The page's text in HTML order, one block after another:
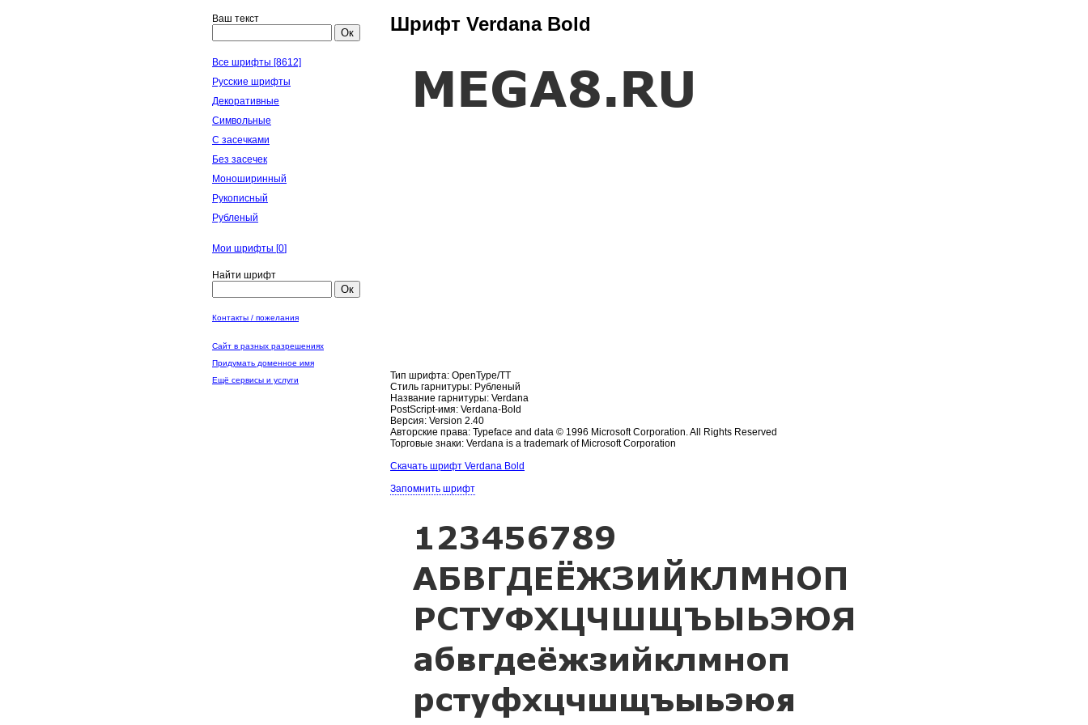
Ваш текст
Ок
Все шрифты [8612]
Русские шрифты
Декоративные
Символьные
С засечками
Без засечек
Моноширинный
Рукописный
Рубленый
Мои шрифты [0]
Найти шрифт
Ок
Контакты / пожелания
Сайт в разных разрешениях
Придумать доменное имя
Ещё сервисы и услуги
Шрифт Verdana Bold
Тип шрифта: OpenType/TT
Стиль гарнитуры: Рубленый
Название гарнитуры: Verdana
PostScript-имя: Verdana-Bold
Версия: Version 2.40
Авторские права: Typeface and data © 1996 Microsoft Corporation. All Rights Reserved
Торговые знаки: Verdana is a trademark of Microsoft Corporation
Скачать шрифт Verdana Bold
Запомнить шрифт